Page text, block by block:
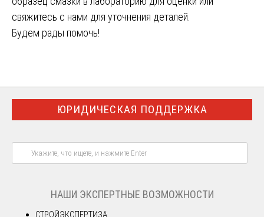
свяжитесь с нами для уточнения деталей.
Будем рады помочь!
ЮРИДИЧЕСКАЯ ПОДДЕРЖКА
НАШИ ЭКСПЕРТНЫЕ ВОЗМОЖНОСТИ
СТРОЙЭКСПЕРТИЗА